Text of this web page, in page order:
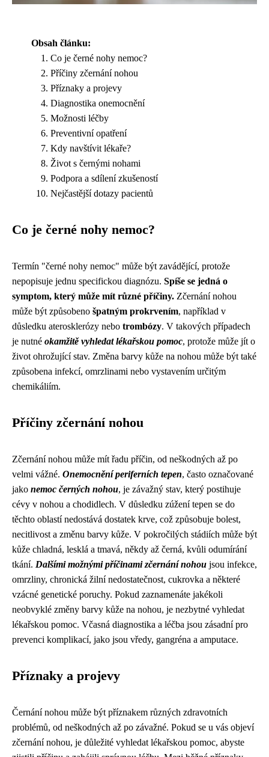
Obsah článku:
Co je černé nohy nemoc?
Příčiny zčernání nohou
Příznaky a projevy
Diagnostika onemocnění
Možnosti léčby
Preventivní opatření
Kdy navštívit lékaře?
Život s černými nohami
Podpora a sdílení zkušeností
Nejčastější dotazy pacientů
Co je černé nohy nemoc?
Termín "černé nohy nemoc" může být zavádějící, protože
nepopisuje jednu specifickou diagnózu. Spíše se jedná o
symptom, který může mít různé příčiny. Zčernání nohou
může být způsobeno špatným prokrvením, například v
důsledku aterosklerózy nebo trombózy. V takových případech
je nutné okamžitě vyhledat lékařskou pomoc, protože může jít o
život ohrožující stav. Změna barvy kůže na nohou může být také
způsobena infekcí, omrzlinami nebo vystavením určitým
chemikáliím.
Příčiny zčernání nohou
Zčernání nohou může mít řadu příčin, od neškodných až po
velmi vážné. Onemocnění periferních tepen, často označované
jako nemoc černých nohou, je závažný stav, který postihuje
cévy v nohou a chodidlech. V důsledku zúžení tepen se do
těchto oblastí nedostává dostatek krve, což způsobuje bolest,
necitlivost a změnu barvy kůže. V pokročilých stádiích může být
kůže chladná, lesklá a tmavá, někdy až černá, kvůli odumírání
tkání. Dalšími možnými příčinami zčernání nohou jsou infekce,
omrzliny, chronická žilní nedostatečnost, cukrovka a některé
vzácné genetické poruchy. Pokud zaznamenáte jakékoli
neobvyklé změny barvy kůže na nohou, je nezbytné vyhledat
lékařskou pomoc. Včasná diagnostika a léčba jsou zásadní pro
prevenci komplikací, jako jsou vředy, gangréna a amputace.
Příznaky a projevy
Černání nohou může být příznakem různých zdravotních
problémů, od neškodných až po závažné. Pokud se u vás objeví
zčernání nohou, je důležité vyhledat lékařskou pomoc, abyste